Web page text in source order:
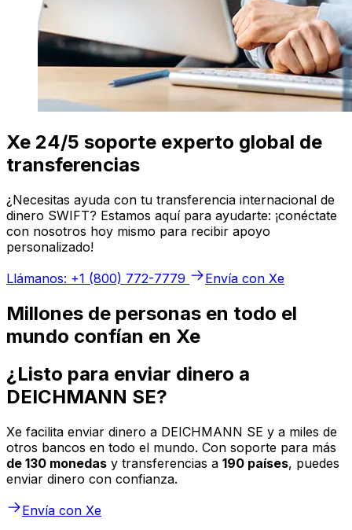
Xe 24/5 soporte experto global de
transferencias
¿Necesitas ayuda con tu transferencia internacional de
dinero SWIFT? Estamos aquí para ayudarte: ¡conéctate
con nosotros hoy mismo para recibir apoyo
personalizado!
Llámanos: +1 (800) 772-7779
Envía con Xe
Millones de personas en todo el
mundo confían en Xe
¿Listo para enviar dinero a
DEICHMANN SE?
Xe facilita enviar dinero a DEICHMANN SE y a miles de
otros bancos en todo el mundo. Con soporte para más
de 130 monedas y transferencias a 190 países, puedes
enviar dinero con confianza.
Envía con Xe